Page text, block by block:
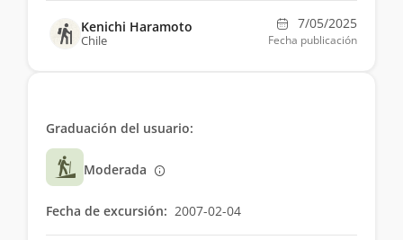
Kenichi Haramoto
Chile
7/05/2025
Fecha publicación
Graduación del usuario:
Moderada
Fecha de excursión: 2007-02-04